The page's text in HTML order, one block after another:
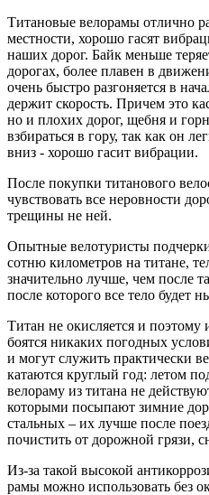
Титановые велорамы отлично
местности, хорошо гасят
наших дорог. Байк меньше
дорогах, более плавен в
очень быстро разгоняется в
держит скорость. Причем это
но и плохих дорог, щебня и
взбираться в гору, так как он
вниз - хорошо гасит вибрации.
После покупки титанового
чувствовать все неровности
трещины не ней.
Опытные велотуристы
сотню километров на титане,
значительно лучше, чем после
после которого все тело будет
Титан не окисляется и поэтому
боятся никаких погодных
и могут служить практически
катаются круглый год: летом
велораму из титана не
которыми посыпают зимние
стальных – их лучше после
почистить от дорожной грязи,
Из-за такой высокой
рамы можно использовать без